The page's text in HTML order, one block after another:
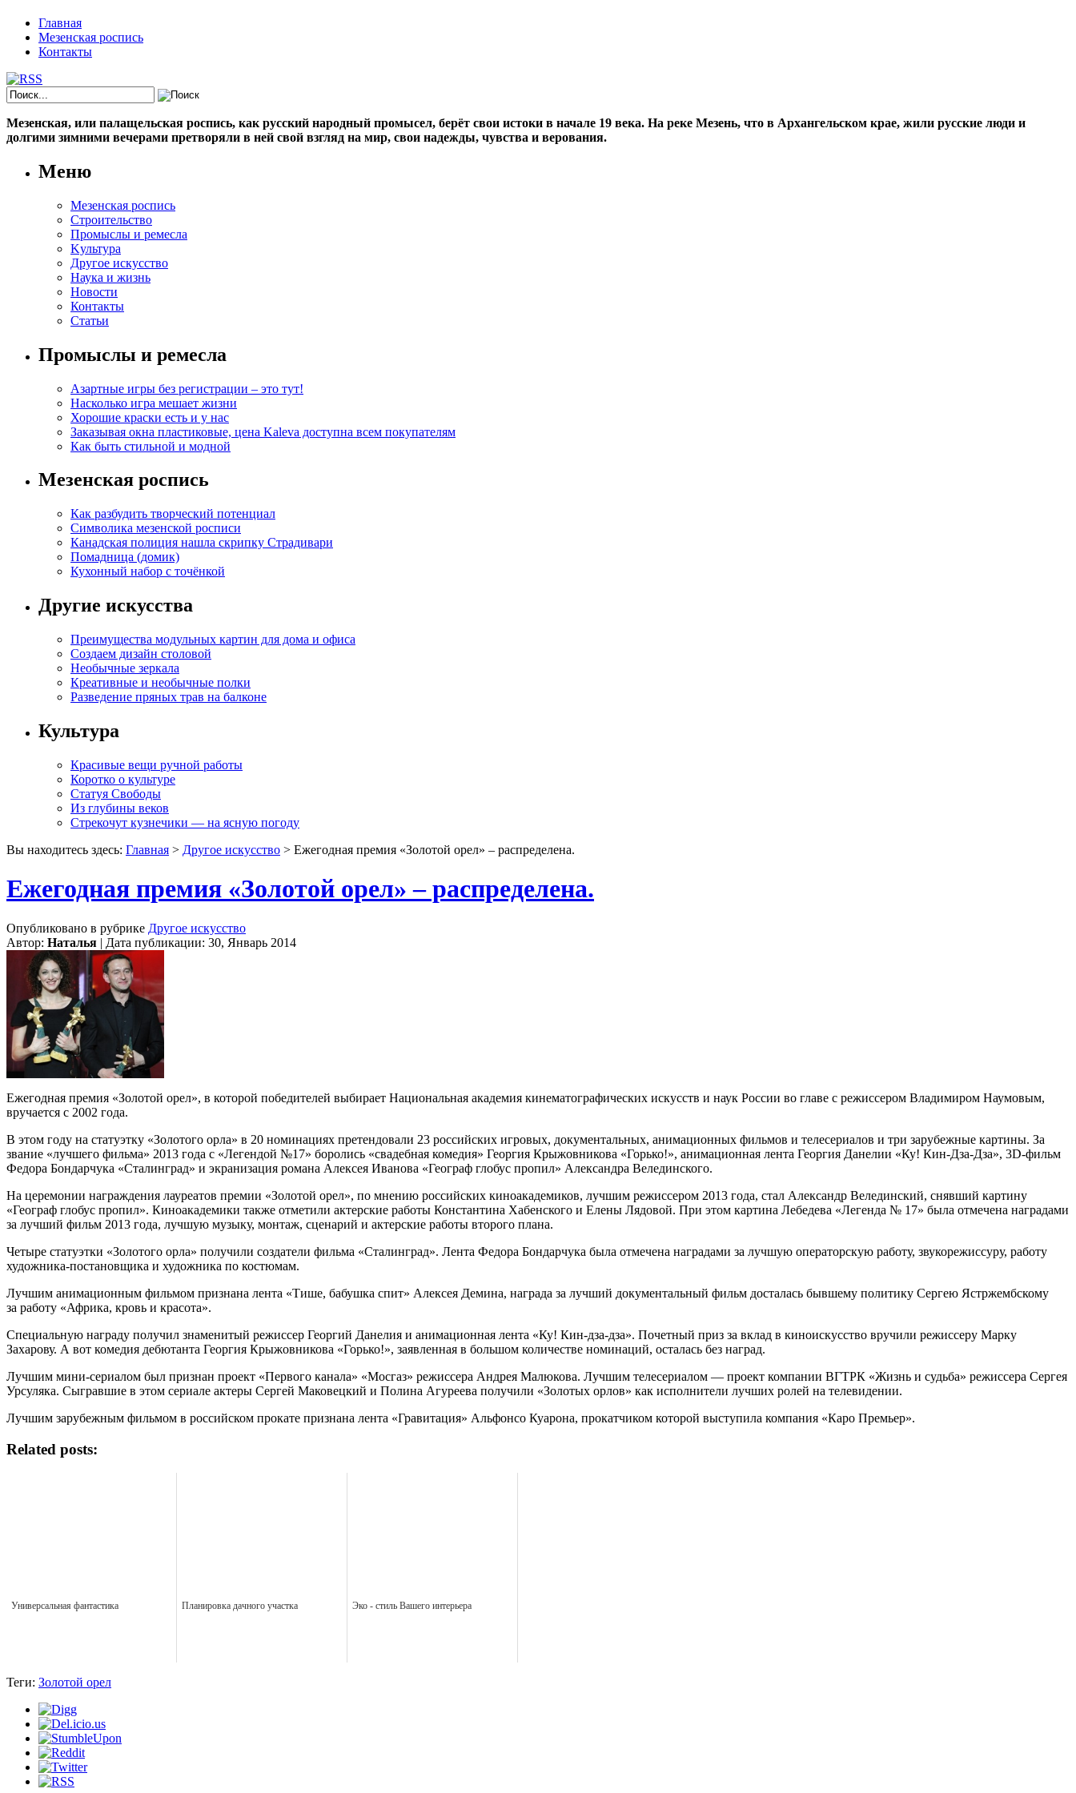
Главная
Мезенская роспись
Контакты
Мезенская, или палащельская роспись, как русский народный промысел, берёт свои истоки в начале 19 века. На реке Мезень, что в Архангельском крае, жили русские люди и
долгими зимними вечерами претворяли в ней свой взгляд на мир, свои надежды, чувства и верования.
Меню
Мезенская роспись
Строительство
Промыслы и ремесла
Kультура
Другое искусство
Наука и жизнь
Новости
Контакты
Статьи
Промыслы и ремесла
Азартные игры без регистрации – это тут!
Насколько игра мешает жизни
Хорошие краски есть и у нас
Заказывая окна пластиковые, цена Kaleva доступна всем покупателям
Как быть стильной и модной
Мезенская роспись
Как разбудить творческий потенциал
Символика мезенской росписи
Канадская полиция нашла скрипку Страдивари
Помадница (домик)
Кухонный набор с точёнкой
Другие искусства
Преимущества модульных картин для дома и офиса
Создаем дизайн столовой
Необычные зеркала
Креативные и необычные полки
Разведение пряных трав на балконе
Культура
Красивые вещи ручной работы
Коротко о культуре
Статуя Свободы
Из глубины веков
Стрекочут кузнечики — на ясную погоду
Вы находитесь здесь: Главная > Другое искусство > Ежегодная премия «Золотой орел» – распределена.
Ежегодная премия «Золотой орел» – распределена.
Опубликовано в рубрике Другое искусство
Автор: Наталья | Дата публикации: 30, Январь 2014
Ежегодная премия «Золотой орел», в которой победителей выбирает Национальная академия кинематографических искусств и наук России во главе с режиссером Владимиром Наумовым,
вручается с 2002 года.
В этом году на статуэтку «Золотого орла» в 20 номинациях претендовали 23 российских игровых, документальных, анимационных фильмов и телесериалов и три зарубежные картины. За
звание «лучшего фильма» 2013 года с «Легендой №17» боролись «свадебная комедия» Георгия Крыжовникова «Горько!», анимационная лента Георгия Данелии «Ку! Кин-Дза-Дза», 3D-фильм
Федора Бондарчука «Сталинград» и экранизация романа Алексея Иванова «Географ глобус пропил» Александра Велединского.
На церемонии награждения лауреатов премии «Золотой орел», по мнению российских киноакадемиков, лучшим режиссером 2013 года, стал Александр Велединский, снявший картину
«Географ глобус пропил». Киноакадемики также отметили актерские работы Константина Хабенского и Елены Лядовой. При этом картина Лебедева «Легенда № 17» была отмечена наградами
за лучший фильм 2013 года, лучшую музыку, монтаж, сценарий и актерские работы второго плана.
Четыре статуэтки «Золотого орла» получили создатели фильма «Сталинград». Лента Федора Бондарчука была отмечена наградами за лучшую операторскую работу, звукорежиссуру, работу
художника-постановщика и художника по костюмам.
Лучшим анимационным фильмом признана лента «Тише, бабушка спит» Алексея Демина, награда за лучший документальный фильм досталась бывшему политику Сергею Ястржембскому
за работу «Африка, кровь и красота».
Специальную награду получил знаменитый режиссер Георгий Данелия и анимационная лента «Ку! Кин-дза-дза». Почетный приз за вклад в киноискусство вручили режиссеру Марку
Захарову. А вот комедия дебютанта Георгия Крыжовникова «Горько!», заявленная в большом количестве номинаций, осталась без наград.
Лучшим мини-сериалом был признан проект «Первого канала» «Мосгаз» режиссера Андрея Малюкова. Лучшим телесериалом — проект компании ВГТРК «Жизнь и судьба» режиссера Сергея
Урсуляка. Сыгравшие в этом сериале актеры Сергей Маковецкий и Полина Агуреева получили «Золотых орлов» как исполнители лучших ролей на телевидении.
Лучшим зарубежным фильмом в российском прокате признана лента «Гравитация» Альфонсо Куарона, прокатчиком которой выступила компания «Каро Премьер».
Related posts:
Универсальная фантастика Планировка дачного участка Эко - стиль Вашего интерьера
Теги: Золотой орел